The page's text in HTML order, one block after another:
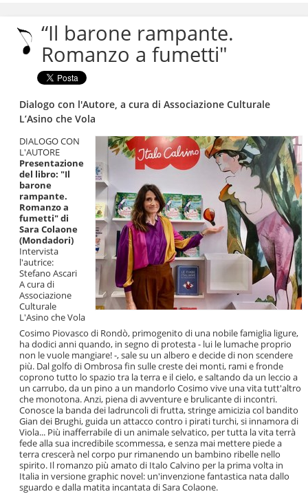
Salta
navigazione
“Il barone rampante.
Romanzo a fumetti"
Dialogo con l'Autore, a cura di Associazione Culturale
L’Asino che Vola
DIALOGO CON
L'AUTORE
Presentazione
del libro: "Il
barone
rampante.
Romanzo a
fumetti" di
Sara Colaone
(Mondadori)
Intervista
l'autrice:
Stefano Ascari
A cura di
Associazione
Culturale
L'Asino che Vola
Cosimo Piovasco di Rondò, primogenito di una nobile famiglia ligure,
ha dodici anni quando, in segno di protesta - lui le lumache proprio
non le vuole mangiare! -, sale su un albero e decide di non scendere
più. Dal golfo di Ombrosa fin sulle creste dei monti, rami e fronde
coprono tutto lo spazio tra la terra e il cielo, e saltando da un leccio a
un carrubo, da un pino a un mandorlo Cosimo vive una vita tutt'altro
che monotona. Anzi, piena di avventure e brulicante di incontri.
Conosce la banda dei ladruncoli di frutta, stringe amicizia col bandito
Gian dei Brughi, guida un attacco contro i pirati turchi, si innamora di
Viola... Più inafferrabile di un animale selvatico, per tutta la vita terrà
fede alla sua incredibile scommessa, e senza mai mettere piede a
terra crescerà nel corpo pur rimanendo un bambino ribelle nello
spirito. Il romanzo più amato di Italo Calvino per la prima volta in
Italia in versione graphic novel: un'invenzione fantastica nata dallo
sguardo e dalla matita incantata di Sara Colaone.